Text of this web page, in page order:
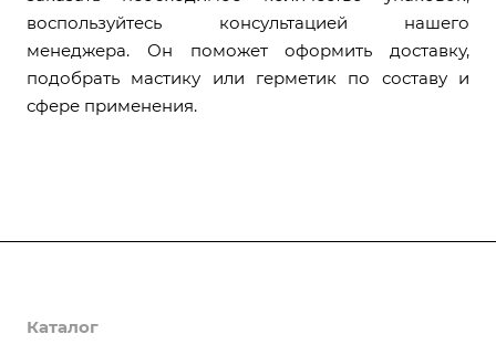
воспользуйтесь консультацией нашего
менеджера. Он поможет оформить доставку,
подобрать мастику или герметик по составу и
сфере применения.
Каталог